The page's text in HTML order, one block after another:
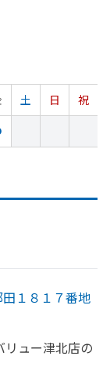
土 日
祝
１８１７番地
リュー津北店の